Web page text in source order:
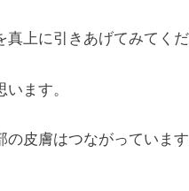
上に引きあげてみてくだ
ます。
皮膚はつながっています